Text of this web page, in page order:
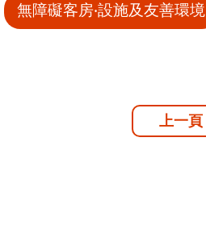
無障礙客房‧設施及友善環境
上一頁